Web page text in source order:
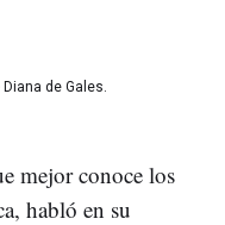
de Gales.
mejor conoce los
habló en su